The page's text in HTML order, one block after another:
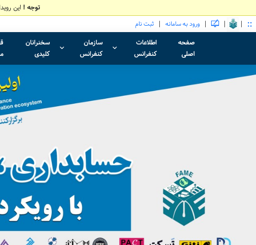
توجه ! این
::
|
|
| ورود به سامانه | ثبت نام
صفحه
اصلی
اطلاعات
کنفرانس
سازمان
کنفرانس
سخنرانان
کلیدی